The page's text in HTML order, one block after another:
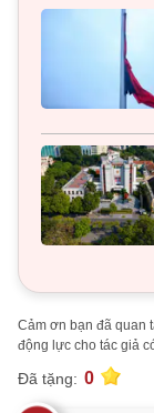
Cảm ơn bạn đã quan
động lực cho tác giả
Đã tặng: 0